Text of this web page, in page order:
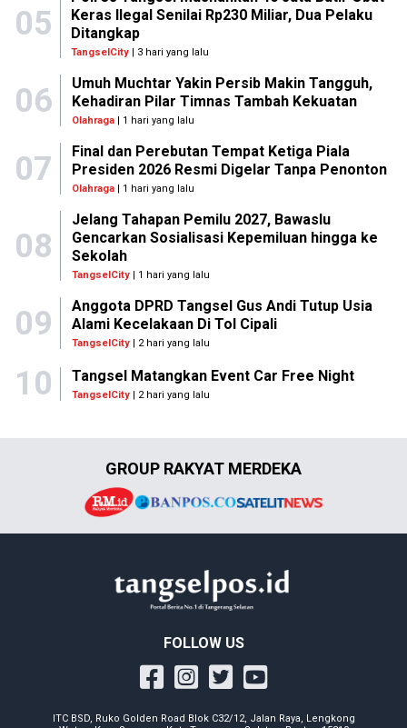
05
Keras Ilegal Senilai Rp230 Miliar, Dua Pelaku
Ditangkap
TangselCity | 3 hari yang lalu
06
Umuh Muchtar Yakin Persib Makin Tangguh,
Kehadiran Pilar Timnas Tambah Kekuatan
Olahraga| 1 hari yang lalu
07
Final dan Perebutan Tempat Ketiga Piala
Presiden 2026 Resmi Digelar Tanpa Penonton
Olahraga| 1 hari yang lalu
08
Jelang Tahapan Pemilu 2027, Bawaslu
Gencarkan Sosialisasi Kepemiluan hingga ke
Sekolah
TangselCity| 1 hari yang lalu
09
Anggota DPRD Tangsel Gus Andi Tutup Usia
Alami Kecelakaan Di Tol Cipali
TangselCity| 2 hari yang lalu
10 Tangsel Matangkan Event Car Free Night
TangselCity | 2 hari yang lalu
GROUP RAKYAT MERDEKA
FOLLOW US
ITC BSD, Ruko Golden Road Blok C32/12, Jalan Raya, Lengkong